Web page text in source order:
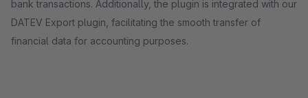
bank transactions. Additionally, the plugin is integrated with our
DATEV Export plugin, facilitating the smooth transfer of
financial data for accounting purposes.